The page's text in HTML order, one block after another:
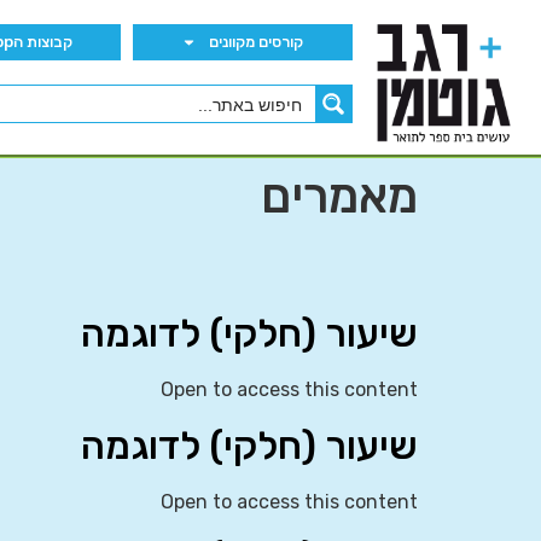
קורסים מקוונים קבוצות הWhatsApp
מאמרים
שיעור (חלקי) לדוגמה
Open to access this content
שיעור (חלקי) לדוגמה
Open to access this content